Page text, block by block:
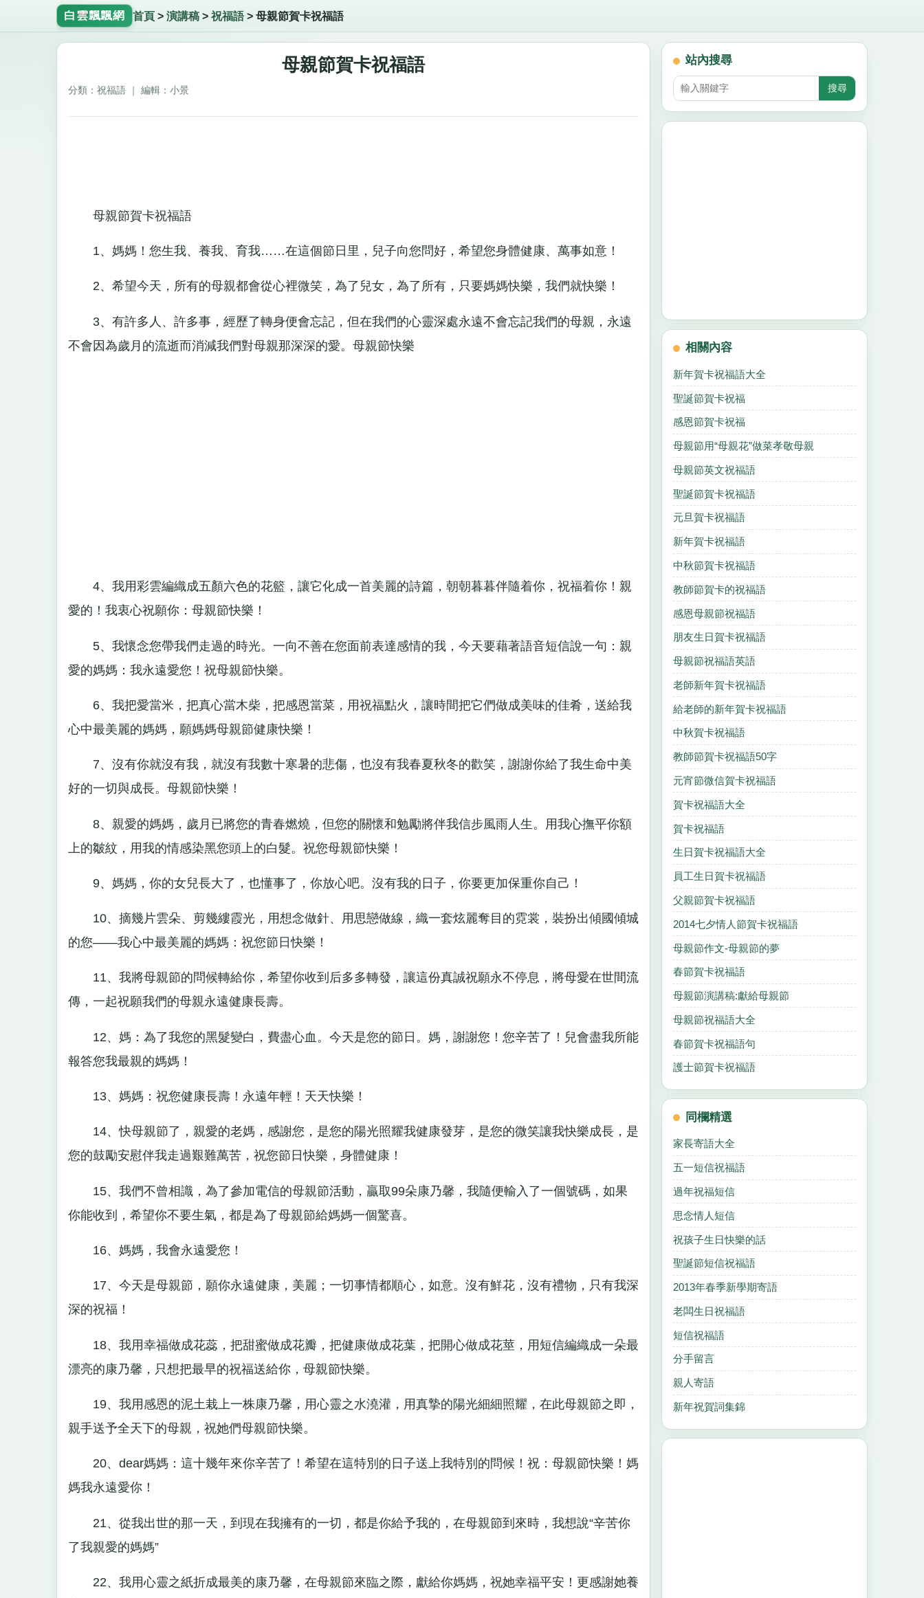
白雲飄飄網 首頁> 演講稿> 祝福語> 母親節賀卡祝福語
母親節賀卡祝福語
分類：祝福語 ｜ 編輯：小景
母親節賀卡祝福語
1、媽媽！您生我、養我、育我……在這個節日里，兒子向您問好，希望您身體健康、萬事如意！
2、希望今天，所有的母親都會從心裡微笑，為了兒女，為了所有，只要媽媽快樂，我們就快樂！
3、有許多人、許多事，經歷了轉身便會忘記，但在我們的心靈深處永遠不會忘記我們的母親，永遠
不會因為歲月的流逝而消減我們對母親那深深的愛。母親節快樂
4、我用彩雲編織成五顏六色的花籃，讓它化成一首美麗的詩篇，朝朝暮暮伴隨着你，祝福着你！親
愛的！我衷心祝願你：母親節快樂！
5、我懷念您帶我們走過的時光。一向不善在您面前表達感情的我，今天要藉著語音短信說一句：親
愛的媽媽：我永遠愛您！祝母親節快樂。
6、我把愛當米，把真心當木柴，把感恩當菜，用祝福點火，讓時間把它們做成美味的佳肴，送給我
心中最美麗的媽媽，願媽媽母親節健康快樂！
7、沒有你就沒有我，就沒有我數十寒暑的悲傷，也沒有我春夏秋冬的歡笑，謝謝你給了我生命中美
好的一切與成長。母親節快樂！
8、親愛的媽媽，歲月已將您的青春燃燒，但您的關懷和勉勵將伴我信步風雨人生。用我心撫平你額
上的皺紋，用我的情感染黑您頭上的白髮。祝您母親節快樂！
9、媽媽，你的女兒長大了，也懂事了，你放心吧。沒有我的日子，你要更加保重你自己！
10、摘幾片雲朵、剪幾縷霞光，用想念做針、用思戀做線，織一套炫麗奪目的霓裳，裝扮出傾國傾城
的您——我心中最美麗的媽媽：祝您節日快樂！
11、我將母親節的問候轉給你，希望你收到后多多轉發，讓這份真誠祝願永不停息，將母愛在世間流
傳，一起祝願我們的母親永遠健康長壽。
12、媽：為了我您的黑髮變白，費盡心血。今天是您的節日。媽，謝謝您！您辛苦了！兒會盡我所能
報答您我最親的媽媽！
13、媽媽：祝您健康長壽！永遠年輕！天天快樂！
14、快母親節了，親愛的老媽，感謝您，是您的陽光照耀我健康發芽，是您的微笑讓我快樂成長，是
您的鼓勵安慰伴我走過艱難萬苦，祝您節日快樂，身體健康！
15、我們不曾相識，為了參加電信的母親節活動，贏取99朵康乃馨，我隨便輸入了一個號碼，如果
你能收到，希望你不要生氣，都是為了母親節給媽媽一個驚喜。
16、媽媽，我會永遠愛您！
17、今天是母親節，願你永遠健康，美麗；一切事情都順心，如意。沒有鮮花，沒有禮物，只有我深
深的祝福！
18、我用幸福做成花蕊，把甜蜜做成花瓣，把健康做成花葉，把開心做成花莖，用短信編織成一朵最
漂亮的康乃馨，只想把最早的祝福送給你，母親節快樂。
19、我用感恩的泥土栽上一株康乃馨，用心靈之水澆灌，用真摯的陽光細細照耀，在此母親節之即，
親手送予全天下的母親，祝她們母親節快樂。
20、dear媽媽：這十幾年來你辛苦了！希望在這特別的日子送上我特別的問候！祝：母親節快樂！媽
媽我永遠愛你！
21、從我出世的那一天，到現在我擁有的一切，都是你給予我的，在母親節到來時，我想說“辛苦你
了我親愛的媽媽”
22、我用心靈之紙折成最美的康乃馨，在母親節來臨之際，獻給你媽媽，祝她幸福平安！更感謝她養
站內搜尋
相關內容
新年賀卡祝福語大全
聖誕節賀卡祝福
感恩節賀卡祝福
母親節用“母親花”做菜孝敬母親
母親節英文祝福語
聖誕節賀卡祝福語
元旦賀卡祝福語
新年賀卡祝福語
中秋節賀卡祝福語
教師節賀卡的祝福語
感恩母親節祝福語
朋友生日賀卡祝福語
母親節祝福語英語
老師新年賀卡祝福語
給老師的新年賀卡祝福語
中秋賀卡祝福語
教師節賀卡祝福語50字
元宵節微信賀卡祝福語
賀卡祝福語大全
賀卡祝福語
生日賀卡祝福語大全
員工生日賀卡祝福語
父親節賀卡祝福語
2014七夕情人節賀卡祝福語
母親節作文-母親節的夢
春節賀卡祝福語
母親節演講稿:獻給母親節
母親節祝福語大全
春節賀卡祝福語句
護士節賀卡祝福語
同欄精選
家長寄語大全
五一短信祝福語
過年祝福短信
思念情人短信
祝孩子生日快樂的話
聖誕節短信祝福語
2013年春季新學期寄語
老闆生日祝福語
短信祝福語
分手留言
親人寄語
新年祝賀詞集錦